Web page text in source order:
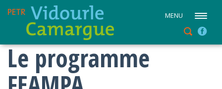
MENU
Le programme